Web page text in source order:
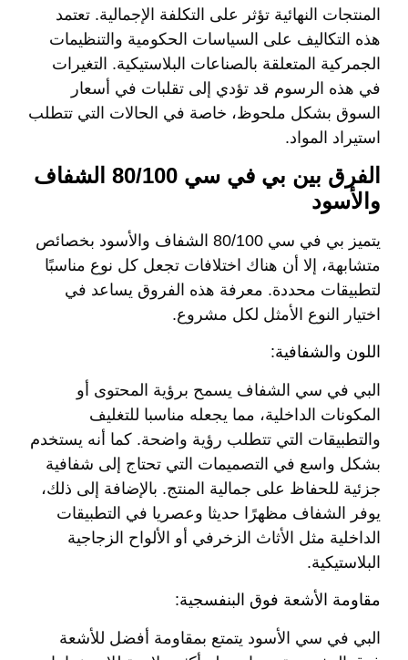
المنتجات النهائية تؤثر على التكلفة الإجمالية. تعتمد
هذه التكاليف على السياسات الحكومية والتنظيمات
الجمركية المتعلقة بالصناعات البلاستيكية. التغيرات
في هذه الرسوم قد تؤدي إلى تقلبات في أسعار
السوق بشكل ملحوظ، خاصة في الحالات التي تتطلب
استيراد المواد.
الفرق بين بي في سي 80/100 الشفاف
والأسود
يتميز بي في سي 80/100 الشفاف والأسود بخصائص
متشابهة، إلا أن هناك اختلافات تجعل كل نوع مناسبًا
لتطبيقات محددة. معرفة هذه الفروق يساعد في
اختيار النوع الأمثل لكل مشروع.
اللون والشفافية:
البي في سي الشفاف يسمح برؤية المحتوى أو
المكونات الداخلية، مما يجعله مناسبا للتغليف
والتطبيقات التي تتطلب رؤية واضحة. كما أنه يستخدم
بشكل واسع في التصميمات التي تحتاج إلى شفافية
جزئية للحفاظ على جمالية المنتج. بالإضافة إلى ذلك،
يوفر الشفاف مظهرًا حديثا وعصريا في التطبيقات
الداخلية مثل الأثاث الزخرفي أو الألواح الزجاجية
البلاستيكية.
مقاومة الأشعة فوق البنفسجية:
البي في سي الأسود يتمتع بمقاومة أفضل للأشعة